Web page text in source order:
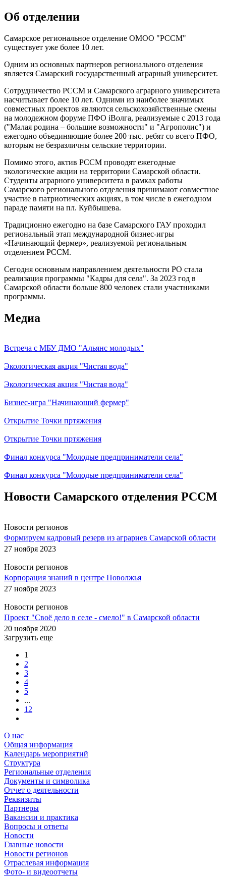
Об отделении
Самарское региональное отделение ОМОО "РССМ"
существует уже более 10 лет.
Одним из основных партнеров регионального отделения
является Самарский государственный аграрный университет.
Сотрудничество РССМ и Самарского аграрного университета
насчитывает более 10 лет. Одними из наиболее значимых
совместных проектов являются сельскохозяйственные смены
на молодежном форуме ПФО iВолга, реализуемые с 2013 года
("Малая родина – большие возможности" и "Агрополис") и
ежегодно объединяющие более 200 тыс. ребят со всего ПФО,
которым не безразличны сельские территории.
Помимо этого, актив РССМ проводят ежегодные
экологические акции на территории Самарской области.
Студенты аграрного университета в рамках работы
Самарского регионального отделения принимают совместное
участие в патриотических акциях, в том числе в ежегодном
параде памяти на пл. Куйбышева.
Традиционно ежегодно на базе Самарского ГАУ проходил
региональный этап международной бизнес-игры
«Начинающий фермер», реализуемой региональным
отделением РССМ.
Сегодня основным направлением деятельности РО стала
реализация программы "Кадры для села". За 2023 год в
Самарской области больше 800 человек стали участниками
программы.
Медиа
Встреча с МБУ ДМО "Альянс молодых"
Экологическая акция "Чистая вода"
Экологическая акция "Чистая вода"
Бизнес-игра "Начинающий фермер"
Открытие Точки пртяжения
Открытие Точки пртяжения
Финал конкурса "Молодые предприниматели села"
Финал конкурса "Молодые предприниматели села"
Новости Самарского отделения РССМ
Новости регионов
Формируем кадровый резерв из аграриев Самарской области
27 ноября 2023
Новости регионов
Корпорация знаний в центре Поволжья
27 ноября 2023
Новости регионов
Проект "Своё дело в селе - смело!" в Самарской области
20 ноября 2020
Загрузить еще
1
2
3
4
5
...
12
О нас
Общая информация
Календарь мероприятий
Структура
Региональные отделения
Документы и символика
Отчет о деятельности
Реквизиты
Партнеры
Вакансии и практика
Вопросы и ответы
Новости
Главные новости
Новости регионов
Отраслевая информация
Фото- и видеоотчеты